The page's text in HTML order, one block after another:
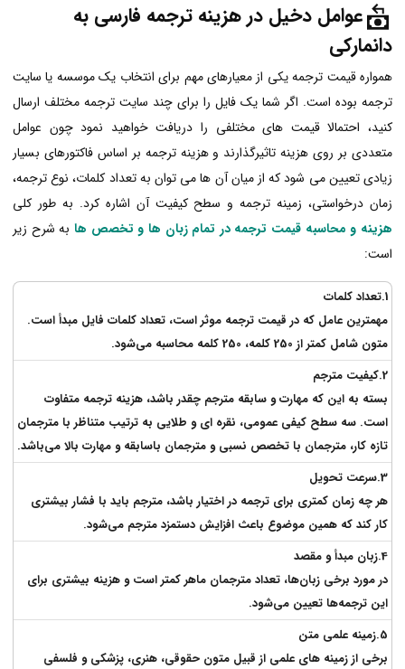
عوامل دخیل در هزینه ترجمه فارسی به
دانمارکی
همواره قیمت ترجمه یکی از معیارهای مهم برای انتخاب یک موسسه یا سایت
ترجمه بوده است. اگر شما یک فایل را برای چند سایت ترجمه مختلف ارسال
کنید، احتمالا قیمت های مختلفی را دریافت خواهید نمود چون عوامل
متعددی بر روی هزینه تاثیرگذارند و هزینه ترجمه بر اساس فاکتورهای بسیار
زیادی تعیین می شود که از میان آن ها می توان به تعداد کلمات، نوع ترجمه،
زمان درخواستی، زمینه ترجمه و سطح کیفیت آن اشاره کرد. به طور کلی
هزینه و محاسبه قیمت ترجمه در تمام زبان ها و تخصص ها به شرح زیر
است:
1.تعداد کلمات
مهمترین عامل که در قیمت ترجمه موثر است، تعداد کلمات فایل مبدأ است.
متون شامل کمتر از 250 کلمه، 250 کلمه محاسبه می‌شود.
2.کیفیت مترجم
بسته به این که مهارت و سابقه مترجم چقدر باشد، هزینه ترجمه متفاوت
است. سه سطح کیفی عمومی، نقره ای و طلایی به ترتیب متناظر با مترجمان
تازه کار، مترجمان با تخصص نسبی و مترجمان باسابقه و مهارت بالا می‌باشد.
3.سرعت تحویل
هر چه زمان کمتری برای ترجمه در اختیار باشد، مترجم باید با فشار بیشتری
کار کند که همین موضوع باعث افزایش دستمزد مترجم می‌شود.
4.زبان مبدأ و مقصد
در مورد برخی زبان‌ها، تعداد مترجمان ماهر کمتر است و هزینه بیشتری برای
این ترجمه‌ها تعیین می‌شود.
5.زمینه علمی متن
برخی از زمینه های علمی از قبیل متون حقوقی، هنری، پزشکی و فلسفی